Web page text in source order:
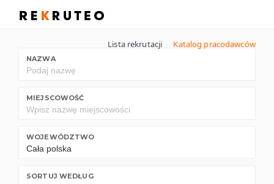
Lista rekrutacji Katalog pracodawców
NAZWA
MIEJSCOWOŚĆ
WOJEWÓDZTWO
SORTUJ WEDŁUG